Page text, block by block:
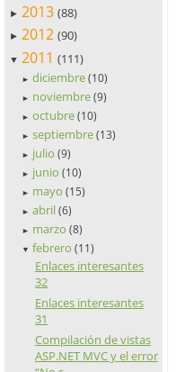
► 2013 (88)
► 2012 (90)
▼ 2011 (111)
► diciembre (10)
► noviembre (9)
► octubre (10)
► septiembre (13)
► julio (9)
► junio (10)
► mayo (15)
► abril (6)
► marzo (8)
▼ febrero (11)
Enlaces interesantes
32
Enlaces interesantes
31
Compilación de vistas
ASP.NET MVC y el error